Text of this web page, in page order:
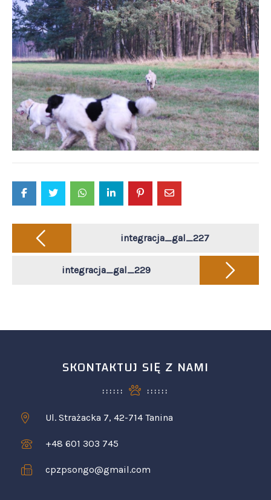
Post
navigation integracja_gal_227
integracja_gal_229
SKONTAKTUJ SIĘ Z NAMI
Ul. Strażacka 7, 42-714 Tanina
+48 601 303 745
cpzpsongo@gmail.com